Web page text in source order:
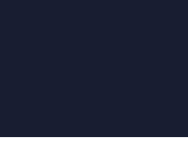
Calendar